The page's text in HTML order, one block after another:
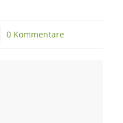
0 Kommentare